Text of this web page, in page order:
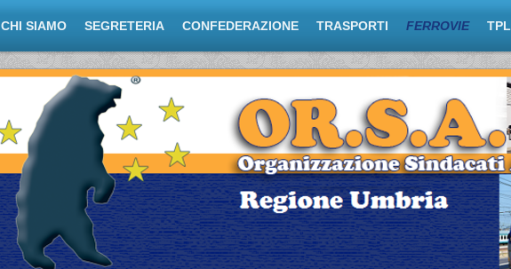
CHI SIAMO SEGRETERIA CONFEDERAZIONE TRASPORTI FERROVIE TPL